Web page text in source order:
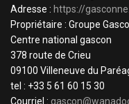
Adresse : https://
Propriétaire : Groupe
Centre national gascon
378 route de Crieu
09100 Villeneuve du
tel : +33 5 61 60 15 30
Courriel :